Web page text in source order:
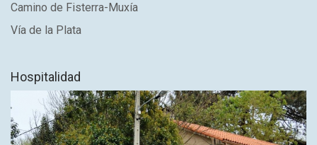
Camino de Fisterra-Muxía
Vía de la Plata
Hospitalidad